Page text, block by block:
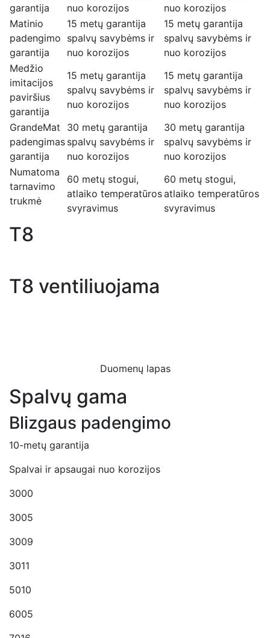
garantija
nuo korozijos
nuo korozijos
Matinio
padengimo
garantija
15 metų garantija
spalvų savybėms ir
nuo korozijos
15 metų garantija
spalvų savybėms ir
nuo korozijos
Medžio
imitacijos
paviršius
garantija
15 metų garantija
spalvų savybėms ir
nuo korozijos
15 metų garantija
spalvų savybėms ir
nuo korozijos
GrandeMat
padengimas
garantija
30 metų garantija
spalvų savybėms ir
nuo korozijos
30 metų garantija
spalvų savybėms ir
nuo korozijos
Numatoma
tarnavimo
trukmė
60 metų stogui,
atlaiko temperatūros
svyravimus
60 metų stogui,
atlaiko temperatūros
svyravimus
T8
T8 ventiliuojama
Duomenų lapas
Spalvų gama
Blizgaus padengimo
10-metų garantija
Spalvai ir apsaugai nuo korozijos
3000
3005
3009
3011
5010
6005